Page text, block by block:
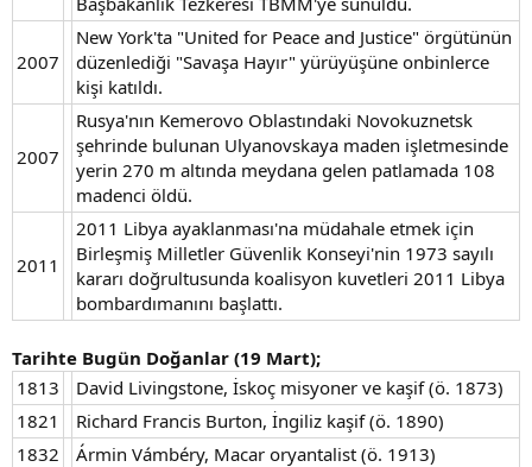
2007
New York'ta "United for Peace and Justice" örgütünün
düzenlediği "Savaşa Hayır" yürüyüşüne onbinlerce
kişi katıldı.
2007
Rusya'nın Kemerovo Oblastındaki Novokuznetsk
şehrinde bulunan Ulyanovskaya maden işletmesinde
yerin 270 m altında meydana gelen patlamada 108
madenci öldü.
2011
2011 Libya ayaklanması'na müdahale etmek için
Birleşmiş Milletler Güvenlik Konseyi'nin 1973 sayılı
kararı doğrultusunda koalisyon kuvetleri 2011 Libya
bombardımanını başlattı.
Tarihte Bugün Doğanlar (19 Mart);
1813
David Livingstone, İskoç misyoner ve kaşif (ö. 1873)
1821
Richard Francis Burton, İngiliz kaşif (ö. 1890)
1832
Ármin Vámbéry, Macar oryantalist (ö. 1913)